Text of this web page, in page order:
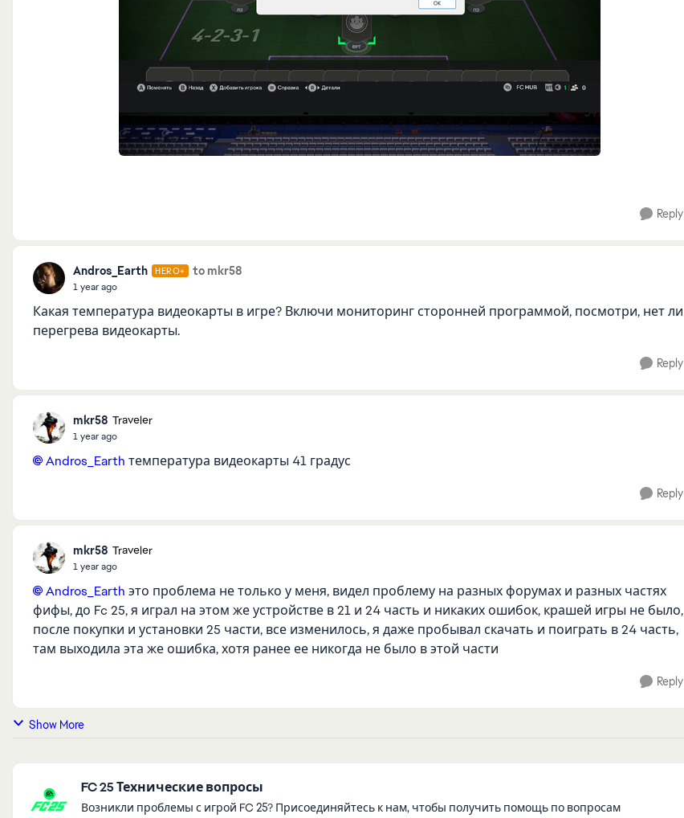
Reply
Andros_Earth HERO+ to mkr58
1 year ago
Какая температура видеокарты в игре? Включи мониторинг сторонней программой, посмотри, нет ли
перегрева видеокарты.
Reply
mkr58 Traveler
1 year ago
Andros_Earth​ температура видеокарты 41 градус
Reply
mkr58 Traveler
1 year ago
Andros_Earth​ это проблема не только у меня, видел проблему на разных форумах и разных частях
фифы, до Fc 25, я играл на этом же устройстве в 21 и 24 часть и никаких ошибок, крашей игры не было,
после покупки и установки 25 части, все изменилось, я даже пробывал скачать и поиграть в 24 часть,
там выходила эта же ошибка, хотя ранее ее никогда не было в этой части
Reply
Show More
FC 25 Технические вопросы
Возникли проблемы с игрой FC 25? Присоединяйтесь к нам, чтобы получить помощь по вопросам